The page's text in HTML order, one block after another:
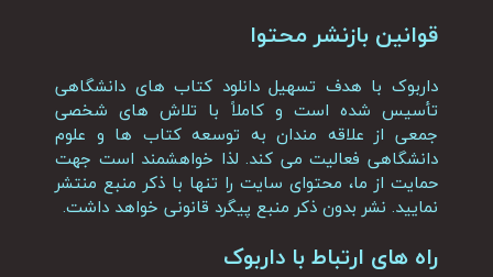
قوانین بازنشر محتوا
داربوک با هدف تسهیل دانلود کتاب های دانشگاهی
تأسیس شده است و کاملاً با تلاش های شخصی
جمعی از علاقه مندان به توسعه کتاب ها و علوم
دانشگاهی فعالیت می کند. لذا خواهشمند است جهت
حمایت از ما، محتوای سایت را تنها با ذکر منبع منتشر
نمایید. نشر بدون ذکر منبع پیگرد قانونی خواهد داشت.
راه های ارتباط با داربوک